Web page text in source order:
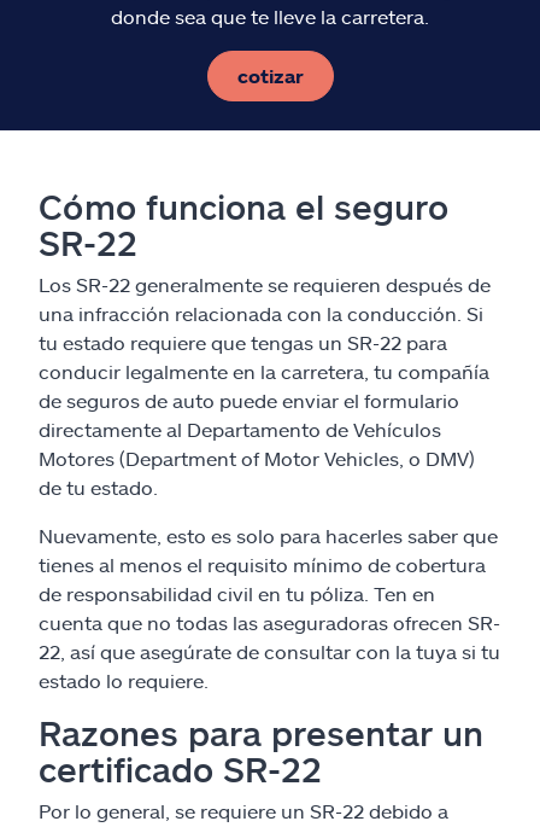
donde sea que te lleve la carretera.
cotizar
Cómo funciona el seguro
SR-22
Los SR-22 generalmente se requieren después de
una infracción relacionada con la conducción. Si
tu estado requiere que tengas un SR-22 para
conducir legalmente en la carretera, tu compañía
de seguros de auto puede enviar el formulario
directamente al Departamento de Vehículos
Motores (Department of Motor Vehicles, o DMV)
de tu estado.
Nuevamente, esto es solo para hacerles saber que
tienes al menos el requisito mínimo de cobertura
de responsabilidad civil en tu póliza. Ten en
cuenta que no todas las aseguradoras ofrecen SR-
22, así que asegúrate de consultar con la tuya si tu
estado lo requiere.
Razones para presentar un
certificado SR-22
Por lo general, se requiere un SR-22 debido a